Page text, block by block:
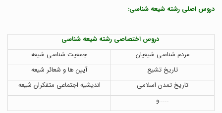
دروس اصلی رشته شیعه شناسی:
دروس اختصاصی رشته شیعه شناسی
مردم شناسی شیعیان
جمعیت شناسی شیعه
تاریخ تشیع
آیین ها و شعائر شیعه
تاریخ تمدن اسلامی
اندیشیه اجتماعی متفکران شیعه
و.....